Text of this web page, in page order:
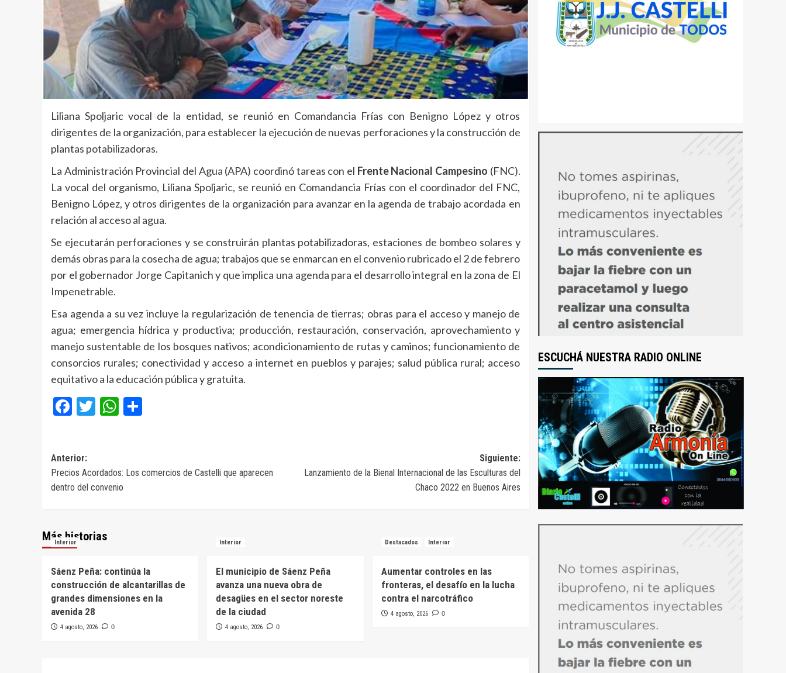
Liliana Spoljaric vocal de la entidad, se reunió en Comandancia Frías con Benigno López y otros
dirigentes de la organización, para establecer la ejecución de nuevas perforaciones y la construcción de
plantas potabilizadoras.
La Administración Provincial del Agua (APA) coordinó tareas con el Frente Nacional Campesino (FNC).
La vocal del organismo, Liliana Spoljaric, se reunió en Comandancia Frías con el coordinador del FNC,
Benigno López, y otros dirigentes de la organización para avanzar en la agenda de trabajo acordada en
relación al acceso al agua.
Se ejecutarán perforaciones y se construirán plantas potabilizadoras, estaciones de bombeo solares y
demás obras para la cosecha de agua; trabajos que se enmarcan en el convenio rubricado el 2 de febrero
por el gobernador Jorge Capitanich y que implica una agenda para el desarrollo integral en la zona de El
Impenetrable.
Esa agenda a su vez incluye la regularización de tenencia de tierras; obras para el acceso y manejo de
agua; emergencia hídrica y productiva; producción, restauración, conservación, aprovechamiento y
manejo sustentable de los bosques nativos; acondicionamiento de rutas y caminos; funcionamiento de
consorcios rurales; conectividad y acceso a internet en pueblos y parajes; salud pública rural; acceso
equitativo a la educación pública y gratuita.
Facebook
TwitterWhatsApp
Navegación
de
Anterior:
Precios Acordados: Los comercios de Castelli que aparecen
dentro del convenio
Siguiente:
Lanzamiento de la Bienal Internacional de las Esculturas del
Chaco 2022 en Buenos Aires
Más historias
Interior
Sáenz Peña: continúa la
construcción de alcantarillas de
grandes dimensiones en la
avenida 28
4 agosto, 2026 0
Interior
El municipio de Sáenz Peña
avanza una nueva obra de
desagües en el sector noreste
de la ciudad
4 agosto, 2026 0
Destacados Interior
Aumentar controles en las
fronteras, el desafío en la lucha
contra el narcotráfico
4 agosto, 2026 0
ESCUCHÁ NUESTRA RADIO ONLINE